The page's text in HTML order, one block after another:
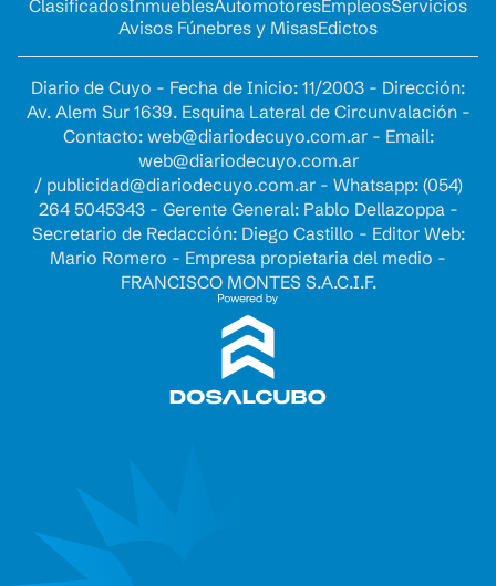
ClasificadosInmueblesAutomotoresEmpleosServicios
Avisos Fúnebres y MisasEdictos
Diario de Cuyo - Fecha de Inicio: 11/2003 - Dirección:
Av. Alem Sur 1639. Esquina Lateral de Circunvalación -
Contacto: web@diariodecuyo.com.ar- Email:
web@diariodecuyo.com.ar
/ publicidad@diariodecuyo.com.ar- Whatsapp: (054)
264 5045343 - Gerente General: Pablo Dellazoppa -
Secretario de Redacción: Diego Castillo - Editor Web:
Mario Romero - Empresa propietaria del medio -
FRANCISCO MONTES S.A.C.I.F.